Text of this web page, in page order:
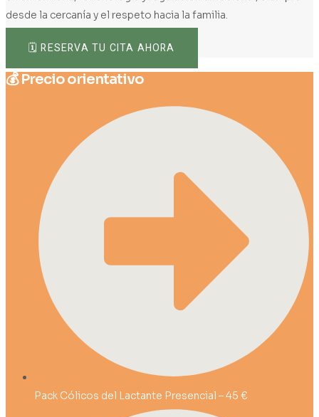
desde la cercanía y el respeto hacia la familia.
🗓️ RESERVA TU CITA AHORA
💰 Precio orientativo
Pack Cólicos del Lactante Presencial – 45 €